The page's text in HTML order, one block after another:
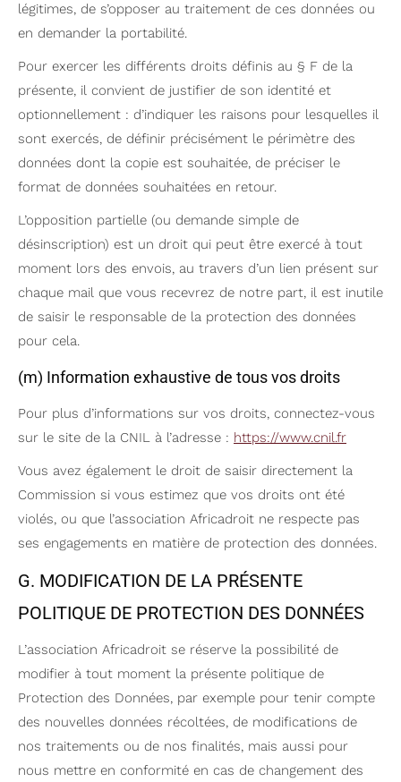
légitimes, de s’opposer au traitement de ces données ou
en demander la portabilité.
Pour exercer les différents droits définis au § F de la
présente, il convient de justifier de son identité et
optionnellement : d’indiquer les raisons pour lesquelles il
sont exercés, de définir précisément le périmètre des
données dont la copie est souhaitée, de préciser le
format de données souhaitées en retour.
L’opposition partielle (ou demande simple de
désinscription) est un droit qui peut être exercé à tout
moment lors des envois, au travers d’un lien présent sur
chaque mail que vous recevrez de notre part, il est inutile
de saisir le responsable de la protection des données
pour cela.
(m) Information exhaustive de tous vos droits
Pour plus d’informations sur vos droits, connectez-vous
sur le site de la CNIL à l’adresse : https://www.cnil.fr
Vous avez également le droit de saisir directement la
Commission si vous estimez que vos droits ont été
violés, ou que l’association Africadroit ne respecte pas
ses engagements en matière de protection des données.
G. MODIFICATION DE LA PRÉSENTE
POLITIQUE DE PROTECTION DES DONNÉES
L’association Africadroit se réserve la possibilité de
modifier à tout moment la présente politique de
Protection des Données, par exemple pour tenir compte
des nouvelles données récoltées, de modifications de
nos traitements ou de nos finalités, mais aussi pour
nous mettre en conformité en cas de changement des